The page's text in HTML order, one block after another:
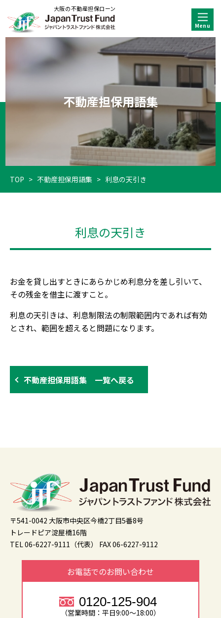
大阪の不動産担保ローン
不動産担保用語集
TOP > 不動産担保用語集 > 利息の天引き
利息の天引き
お金を貸し出すときにあらかじめ利息分を差し引いて、
その残金を借主に渡すこと。
利息の天引きは、利息制限法の制限範囲内であれば有効
とされ、範囲を超えると問題になります。
不動産担保用語集 一覧へ戻る
〒541-0042 大阪市中央区今橋2丁目5番8号
トレードピア淀屋橋16階
TEL 06-6227-9111（代表）
FAX 06-6227-9112
お電話でのお問い合わせ
0120-125-904
（営業時間：平日9:00～18:00）